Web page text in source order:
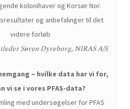
kolonihaver og Korsør Nor.
og anbefalinger til det
videre forløb
Søren Dyreborg, NIRAS A/S
– hvilke data har vi for,
vi se i vores PFAS-data?
med undersøgelser for PFAS